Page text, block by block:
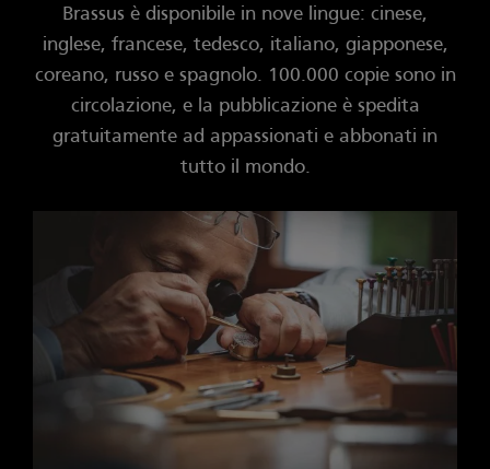
Brassus è disponibile in nove lingue: cinese,
inglese, francese, tedesco, italiano, giapponese,
coreano, russo e spagnolo. 100.000 copie sono in
circolazione, e la pubblicazione è spedita
gratuitamente ad appassionati e abbonati in
tutto il mondo.